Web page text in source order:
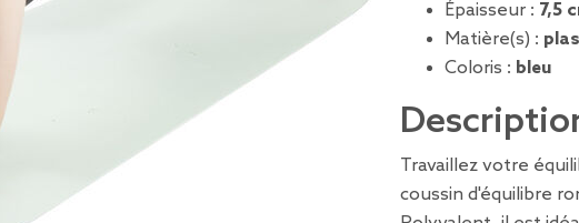
Épaisseur : 7,5
Matière(s) :
Coloris : bleu
Travaillez votre
coussin d'équilibre